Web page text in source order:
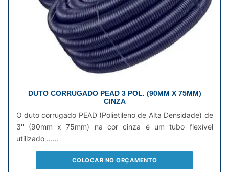
DUTO CORRUGADO PEAD 3 POL. (90MM X 75MM)
CINZA
O duto corrugado PEAD (Polietileno de Alta Densidade) de
3'' (90mm x 75mm) na cor cinza é um tubo flexível
utilizado ......
COLOCAR NO ORÇAMENTO